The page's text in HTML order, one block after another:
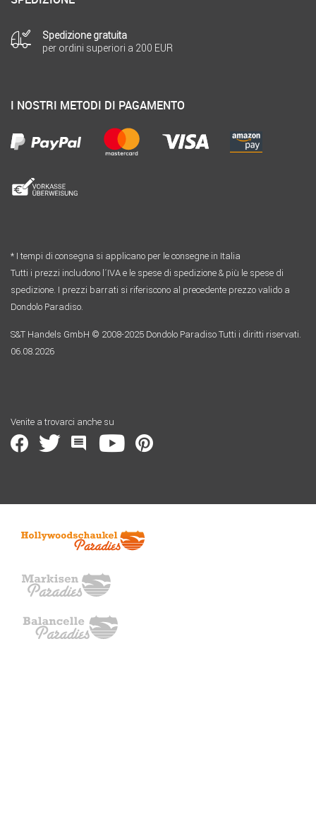
Spedizione gratuita
per ordini superiori a 200 EUR
I NOSTRI METODI DI PAGAMENTO
* I tempi di consegna si applicano per le consegne in Italia
Tutti i prezzi includono l´IVA e le spese di spedizione & più le spese di
spedizione. I prezzi barrati si riferiscono al precedente prezzo valido a
Dondolo Paradiso.
S&T Handels GmbH © 2008-2025 Dondolo Paradiso Tutti i diritti riservati.
06.08.2026
Venite a trovarci anche su